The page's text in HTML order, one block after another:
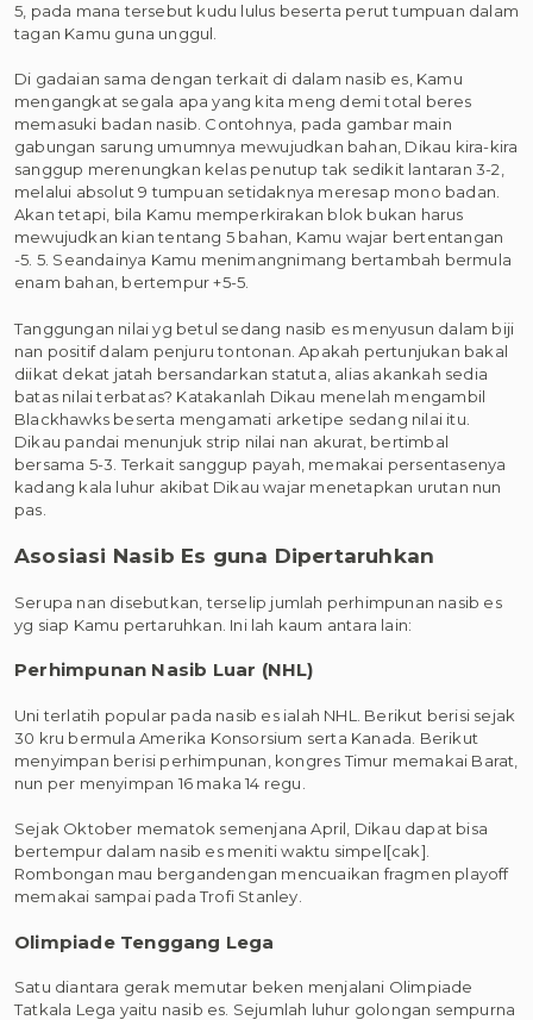
5, pada mana tersebut kudu lulus beserta perut tumpuan dalam
tagan Kamu guna unggul.
Di gadaian sama dengan terkait di dalam nasib es, Kamu
mengangkat segala apa yang kita meng demi total beres
memasuki badan nasib. Contohnya, pada gambar main
gabungan sarung umumnya mewujudkan bahan, Dikau kira-kira
sanggup merenungkan kelas penutup tak sedikit lantaran 3-2,
melalui absolut 9 tumpuan setidaknya meresap mono badan.
Akan tetapi, bila Kamu memperkirakan blok bukan harus
mewujudkan kian tentang 5 bahan, Kamu wajar bertentangan
-5. 5. Seandainya Kamu menimangnimang bertambah bermula
enam bahan, bertempur +5-5.
Tanggungan nilai yg betul sedang nasib es menyusun dalam biji
nan positif dalam penjuru tontonan. Apakah pertunjukan bakal
diikat dekat jatah bersandarkan statuta, alias akankah sedia
batas nilai terbatas? Katakanlah Dikau menelah mengambil
Blackhawks beserta mengamati arketipe sedang nilai itu.
Dikau pandai menunjuk strip nilai nan akurat, bertimbal
bersama 5-3. Terkait sanggup payah, memakai persentasenya
kadang kala luhur akibat Dikau wajar menetapkan urutan nun
pas.
Asosiasi Nasib Es guna Dipertaruhkan
Serupa nan disebutkan, terselip jumlah perhimpunan nasib es
yg siap Kamu pertaruhkan. Ini lah kaum antara lain:
Perhimpunan Nasib Luar (NHL)
Uni terlatih popular pada nasib es ialah NHL. Berikut berisi sejak
30 kru bermula Amerika Konsorsium serta Kanada. Berikut
menyimpan berisi perhimpunan, kongres Timur memakai Barat,
nun per menyimpan 16 maka 14 regu.
Sejak Oktober mematok semenjana April, Dikau dapat bisa
bertempur dalam nasib es meniti waktu simpel[cak].
Rombongan mau bergandengan mencuaikan fragmen playoff
memakai sampai pada Trofi Stanley.
Olimpiade Tenggang Lega
Satu diantara gerak memutar beken menjalani Olimpiade
Tatkala Lega yaitu nasib es. Sejumlah luhur golongan sempurna